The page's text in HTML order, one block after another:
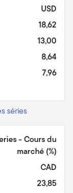
USD
18,62
13,00
8,64
7,96
séries
- Cours du
marché (%)
CAD
23,85